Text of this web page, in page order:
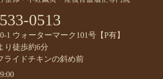
0513
1 ウォーターマーク101号【P有】
り徒歩約6分
ライドチキンの斜め前